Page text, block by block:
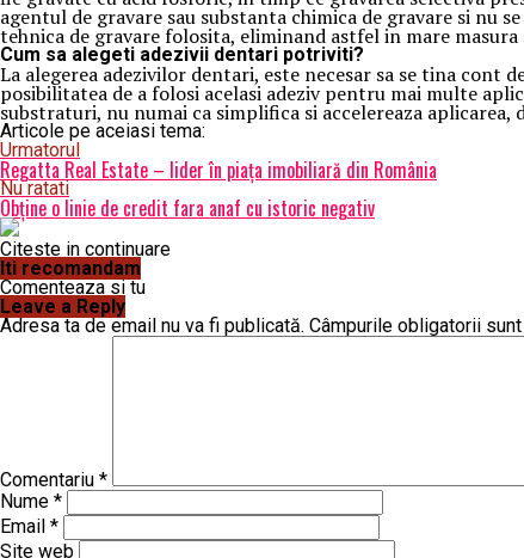
agentul de gravare sau substanta chimica de gravare si nu
tehnica de gravare folosita, eliminand astfel in mare
Cum sa alegeti adezivii dentari potriviti?
La alegerea adezivilor dentari, este necesar sa se tina
posibilitatea de a folosi acelasi adeziv pentru mai multe
substraturi, nu numai ca simplifica si accelereaza
Articole pe aceiasi tema:
Urmatorul
Regatta Real Estate – lider în piața imobiliară din România
Nu ratati
Obține o linie de credit fara anaf cu istoric negativ
Citeste in continuare
Iti recomandam
Comenteaza si tu
Leave a Reply
Adresa ta de email nu va fi publicată. Câmpurile obligatorii
Comentariu *
Nume *
Email *
Site web